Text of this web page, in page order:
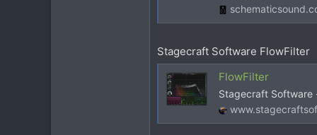
Stagecraft Software FlowFilter
FlowFilter
Stagecraft Software